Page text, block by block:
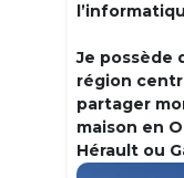
Je possède
région
partager
maison en
Hérault ou